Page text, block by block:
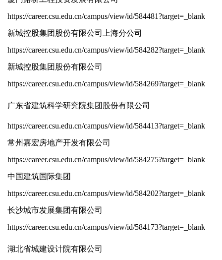
https://career.csu.edu.cn/campus/view/id/584481?target=_blank
新城控股集团股份有限公司上海分公司
https://career.csu.edu.cn/campus/view/id/584282?target=_blank
新城控股集团股份有限公司
https://career.csu.edu.cn/campus/view/id/584269?target=_blank
广东省建筑科学研究院集团股份有限公司
https://career.csu.edu.cn/campus/view/id/584413?target=_blank
常州嘉宏房地产开发有限公司
https://career.csu.edu.cn/campus/view/id/584275?target=_blank
中国建筑国际集团
https://career.csu.edu.cn/campus/view/id/584202?target=_blank
长沙城市发展集团有限公司
https://career.csu.edu.cn/campus/view/id/584173?target=_blank
湖北省城建设计院有限公司